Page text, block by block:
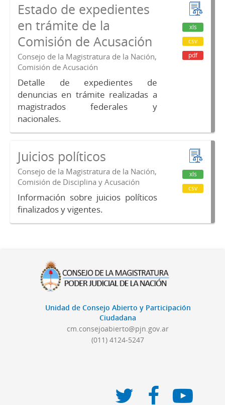
Estado de expedientes
en trámite de la
Comisión de Acusación
Consejo de la Magistratura de la Nación,
Comisión de Acusación
Detalle de expedientes de
denuncias en trámite realizadas a
magistrados federales y
nacionales.
xls
csv
pdf
Juicios políticos
Consejo de la Magistratura de la Nación,
Comisión de Disciplina y Acusación
Información sobre juicios políticos
finalizados y vigentes.
xls
csv
Unidad de Consejo Abierto y Participación
Ciudadana
cm.consejoabierto@pjn.gov.ar
(011) 4124-5247